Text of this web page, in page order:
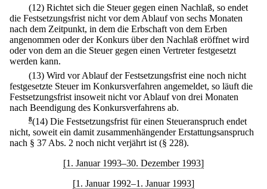
(12) Richtet sich die Steuer gegen einen Nachlaß, so endet
die Festsetzungsfrist nicht vor dem Ablauf von sechs Monaten
nach dem Zeitpunkt, in dem die Erbschaft von dem Erben
angenommen oder der Konkurs über den Nachlaß eröffnet wird
oder von dem an die Steuer gegen einen Vertreter festgesetzt
werden kann.
(13) Wird vor Ablauf der Festsetzungsfrist eine noch nicht
festgesetzte Steuer im Konkursverfahren angemeldet, so läuft die
Festsetzungsfrist insoweit nicht vor Ablauf von drei Monaten
nach Beendigung des Konkursverfahrens ab.
8(14) Die Festsetzungsfrist für einen Steueranspruch endet
nicht, soweit ein damit zusammenhängender Erstattungsanspruch
nach § 37 Abs. 2 noch nicht verjährt ist (§ 228).
[1. Januar 1993–30. Dezember 1993]
[1. Januar 1992–1. Januar 1993]